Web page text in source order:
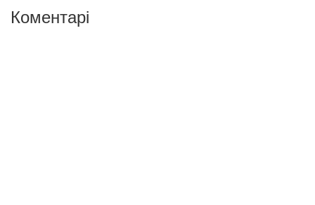
Коментарі